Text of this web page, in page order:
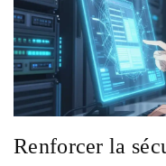
Renforcer la